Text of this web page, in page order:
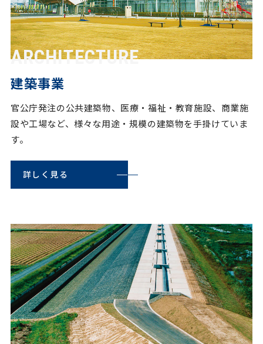
建築事業
官公庁発注の公共建築物、医療・福祉・教育施設、商業施
設や工場など、様々な用途・規模の建築物を手掛けていま
す。
詳しく見る